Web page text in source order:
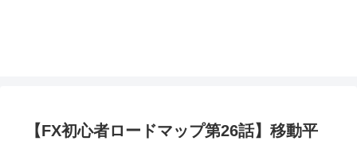
【FX初心者ロードマップ第26話】移動平